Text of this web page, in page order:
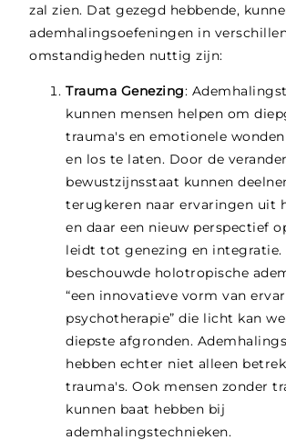
zal zien. Dat gezegd hebbende,
ademhalingsoefeningen in
omstandigheden nuttig zijn:
Trauma Genezing:
kunnen mensen helpen om
trauma's en emotionele
en los te laten. Door de
bewustzijnsstaat kunnen
terugkeren naar ervaringen uit
en daar een nieuw perspectief
leidt tot genezing en integratie.
beschouwde holotropische
“een innovatieve vorm van
psychotherapie” die licht kan
diepste afgronden.
hebben echter niet alleen
trauma's. Ook mensen zonder
kunnen baat hebben bij
ademhalingstechnieken.